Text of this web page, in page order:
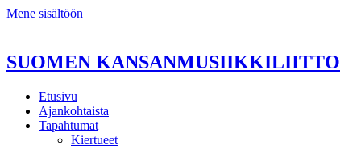
Mene sisältöön
SUOMEN KANSANMUSIIKKILIITTO
Etusivu
Ajankohtaista
Tapahtumat
Kiertueet